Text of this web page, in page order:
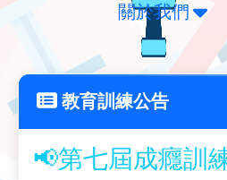
關於我們
教育訓練公告
📢第七屆成癮訓